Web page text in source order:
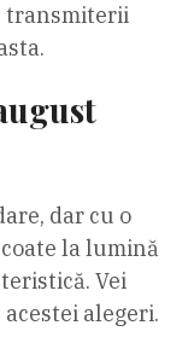
transmiterii
dar cu o
la lumină
Vei
alegeri.